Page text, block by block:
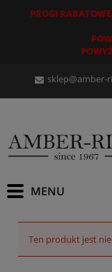
PROGI
sklep@amber-
Ten produkt jest